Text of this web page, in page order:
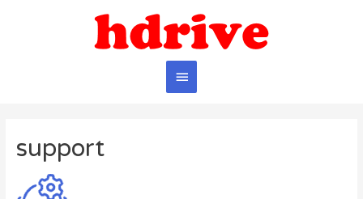
Главное
support